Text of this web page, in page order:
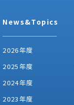
News&Topics
2026年度
2025年度
2024年度
2023年度